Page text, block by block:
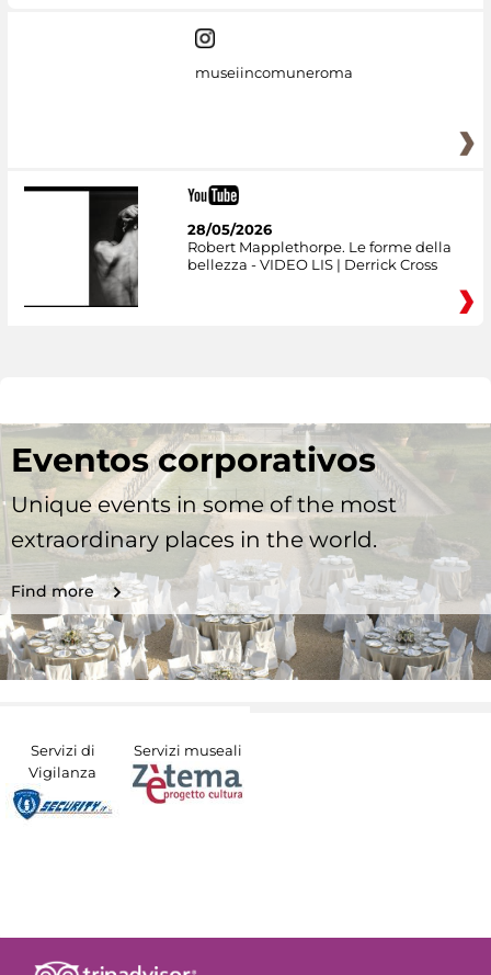
museiincomuneroma
28/05/2026
Robert Mapplethorpe. Le forme della
bellezza - VIDEO LIS | Derrick Cross
Eventos corporativos
Unique events in some of the most
extraordinary places in the world.
Find more
Servizi di
Vigilanza
Servizi museali